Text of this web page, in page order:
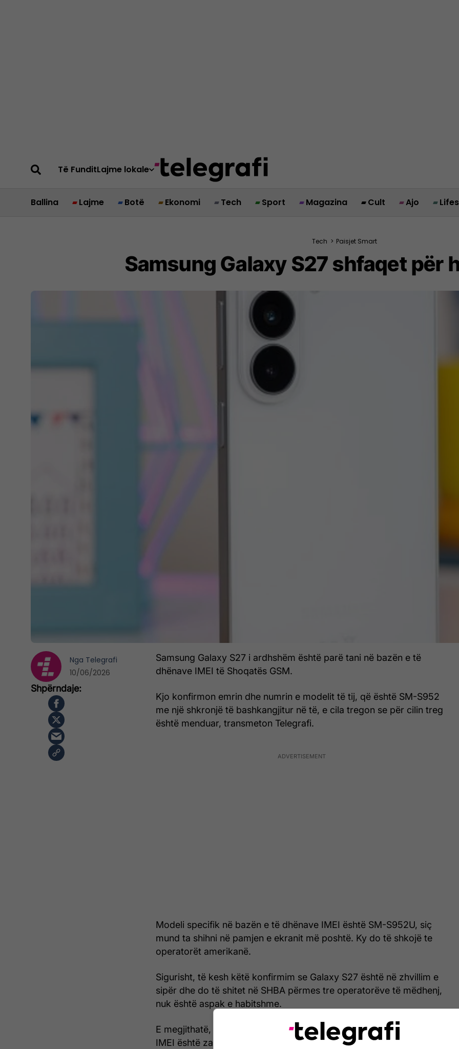
Të FunditLajme lokale
Ballina Lajme Botë Ekonomi Tech Sport Magazina Cult Ajo
Tech > Paisjet Smart
Samsung Galaxy S27 shfaqet për
Samsung Galaxy S27 i ardhshëm është parë tani në bazën e të
dhënave IMEI të Shoqatës GSM.
Kjo konfirmon emrin dhe numrin e modelit të tij, që është SM-S952
me një shkronjë të bashkangjitur në të, e cila tregon se për cilin treg
është menduar, transmeton Telegrafi.
Modeli specifik në bazën e të dhënave IMEI është SM-S952U, siç
mund ta shihni në pamjen e ekranit më poshtë. Ky do të shkojë te
operatorët amerikanë.
Sigurisht, të kesh këtë konfirmim se Galaxy S27 është në zhvillim e
sipër dhe do të shitet në SHBA përmes tre operatorëve të mëdhenj,
nuk është aspak e habitshme.
E megjithatë, është mirë ta kesh, pasi lista e bazës së të dhënave
IMEI është zakonisht gjurma e parë gjysmëzyrtare e një pajisjeje të
Nga Telegrafi
10/06/2026